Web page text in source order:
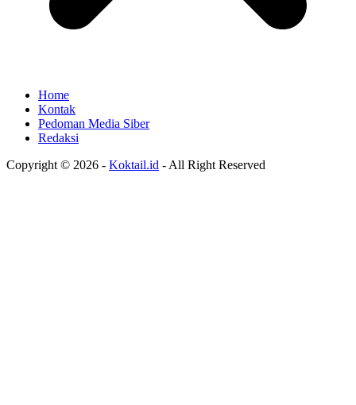
Home
Kontak
Pedoman Media Siber
Redaksi
Copyright © 2026 - Koktail.id - All Right Reserved